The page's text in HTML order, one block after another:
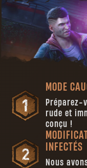
MODE
rude et
conçu !
INFECTÉS
Nous